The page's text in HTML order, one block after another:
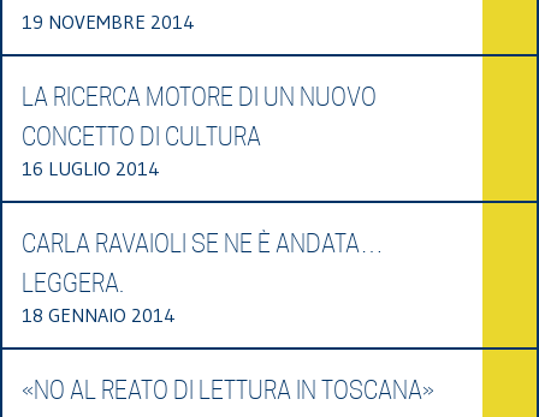
19 NOVEMBRE 2014
LA RICERCA MOTORE DI UN NUOVO
CONCETTO DI CULTURA
16 LUGLIO 2014
CARLA RAVAIOLI SE NE È ANDATA…
LEGGERA.
18 GENNAIO 2014
«NO AL REATO DI LETTURA IN TOSCANA»